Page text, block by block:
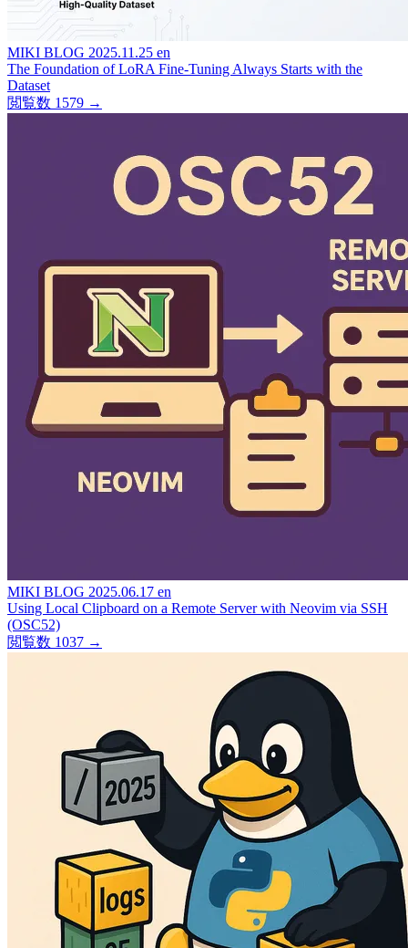
MIKI BLOG 2025.11.25 en
The Foundation of LoRA Fine-Tuning Always Starts with the
Dataset
閲覧数 1579 →
MIKI BLOG 2025.06.17 en
Using Local Clipboard on a Remote Server with Neovim via SSH
(OSC52)
閲覧数 1037 →